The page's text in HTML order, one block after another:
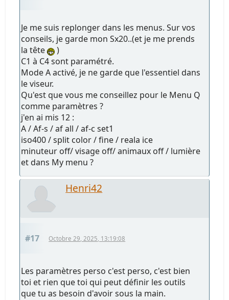
Je me suis replonger dans les menus. Sur vos
conseils, je garde mon Sx20..(et je me prends
la tête
)
C1 à C4 sont paramétré.
Mode A activé, je ne garde que l'essentiel dans
le viseur.
Qu'est que vous me conseillez pour le Menu Q
comme paramètres ?
j'en ai mis 12 :
A / Af-s / af all / af-c set1
iso400 / split color / fine / reala ice
minuteur off/ visage off/ animaux off / lumière
et dans My menu ?
Henri42
#17 Octobre 29, 2025, 13:19:08
Les paramètres perso c'est perso, c'est bien
toi et rien que toi qui peut définir les outils
que tu as besoin d'avoir sous la main.